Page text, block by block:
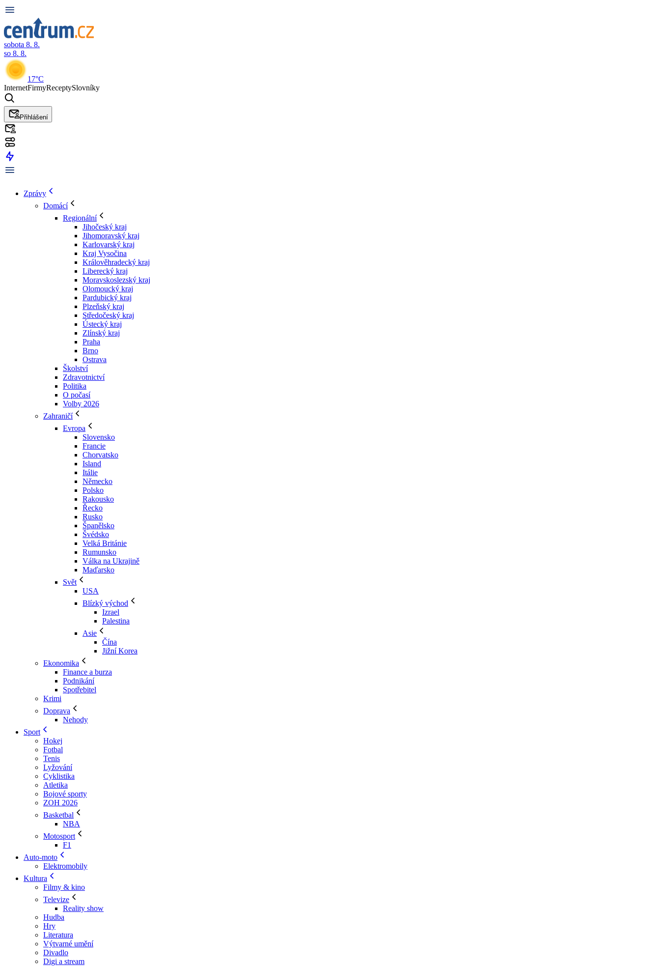
sobota 8. 8.
so 8. 8.
17°C
InternetFirmyReceptySlovníky
Přihlášení
Zprávy
Domácí
Regionální
Jihočeský kraj
Jihomoravský kraj
Karlovarský kraj
Kraj Vysočina
Králověhradecký kraj
Liberecký kraj
Moravskoslezský kraj
Olomoucký kraj
Pardubický kraj
Plzeňský kraj
Středočeský kraj
Ústecký kraj
Zlínský kraj
Praha
Brno
Ostrava
Školství
Zdravotnictví
Politika
O počasí
Volby 2026
Zahraničí
Evropa
Slovensko
Francie
Chorvatsko
Island
Itálie
Německo
Polsko
Rakousko
Řecko
Rusko
Španělsko
Švédsko
Velká Británie
Rumunsko
Válka na Ukrajině
Maďarsko
Svět
USA
Blízký východ
Izrael
Palestina
Asie
Čína
Jižní Korea
Ekonomika
Finance a burza
Podnikání
Spotřebitel
Krimi
Doprava
Nehody
Sport
Hokej
Fotbal
Tenis
Lyžování
Cyklistika
Atletika
Bojové sporty
ZOH 2026
Basketbal
NBA
Motosport
F1
Auto-moto
Elektromobily
Kultura
Filmy & kino
Televize
Reality show
Hudba
Hry
Literatura
Výtvarné umění
Divadlo
Digi a stream